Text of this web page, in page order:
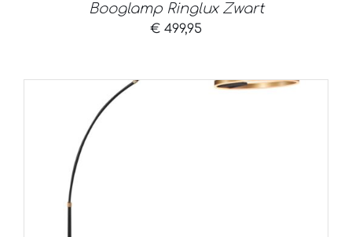
Booglamp Ringlux Zwart
€ 499,95